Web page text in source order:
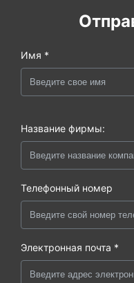
Имя *
Название фирмы:
Телефонный номер
Электронная почта *